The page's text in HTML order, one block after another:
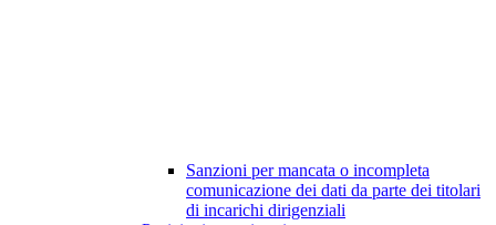
Sanzioni per mancata o incompleta
comunicazione dei dati da parte dei titolari
di incarichi dirigenziali